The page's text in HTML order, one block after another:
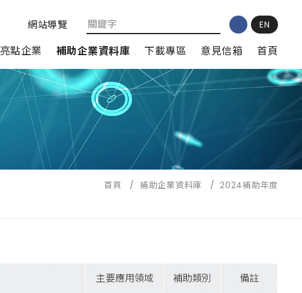
網站導覽 EN
亮點企業 補助企業資料庫 下載專區 意見信箱 首頁
首頁 / 補助企業資料庫 / 2024補助年度
主要應用領域 補助類別 備註